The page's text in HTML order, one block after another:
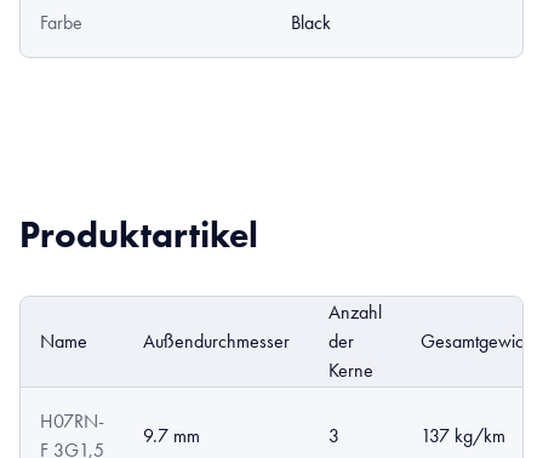
Farbe Black
Produktartikel
Name Außendurchmesser
Anzahl
der
Kerne
Gesamtgewicht
H07RN-
F 3G1,5
9.7 mm 3 137 kg/km